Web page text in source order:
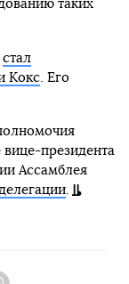
таких
стал
Кокс. Его
президента
Ассамблея
.